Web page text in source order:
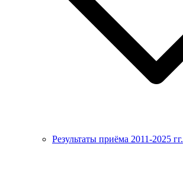
Результаты приёма 2011-2025 гг.